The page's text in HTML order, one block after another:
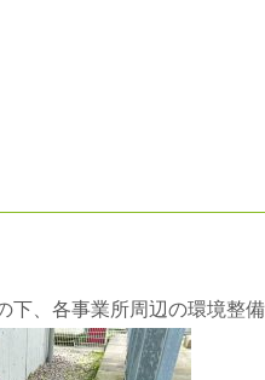
、各事業所周辺の環境整備